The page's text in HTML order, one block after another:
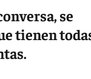
se
tienen